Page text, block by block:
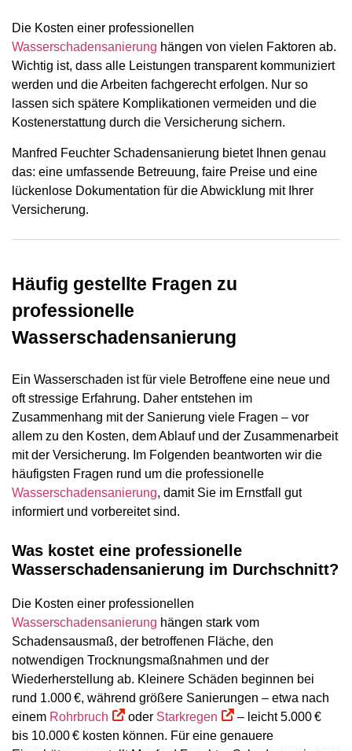
Die Kosten einer professionellen
Wasserschadensanierung hängen von vielen Faktoren ab.
Wichtig ist, dass alle Leistungen transparent kommuniziert
werden und die Arbeiten fachgerecht erfolgen. Nur so
lassen sich spätere Komplikationen vermeiden und die
Kostenerstattung durch die Versicherung sichern.
Manfred Feuchter Schadensanierung bietet Ihnen genau
das: eine umfassende Betreuung, faire Preise und eine
lückenlose Dokumentation für die Abwicklung mit Ihrer
Versicherung.
Häufig gestellte Fragen zu
professionelle
Wasserschadensanierung
Ein Wasserschaden ist für viele Betroffene eine neue und
oft stressige Erfahrung. Daher entstehen im
Zusammenhang mit der Sanierung viele Fragen – vor
allem zu den Kosten, dem Ablauf und der Zusammenarbeit
mit der Versicherung. Im Folgenden beantworten wir die
häufigsten Fragen rund um die professionelle
Wasserschadensanierung, damit Sie im Ernstfall gut
informiert und vorbereitet sind.
Was kostet eine professionelle
Wasserschadensanierung im Durchschnitt?
Die Kosten einer professionellen
Wasserschadensanierung hängen stark vom
Schadensausmaß, der betroffenen Fläche, den
notwendigen Trocknungsmaßnahmen und der
Wiederherstellung ab. Kleinere Schäden beginnen bei
rund 1.000 €, während größere Sanierungen – etwa nach
einem Rohrbruch oder Starkregen
– leicht 5.000 €
bis 10.000 € kosten können. Für eine genauere